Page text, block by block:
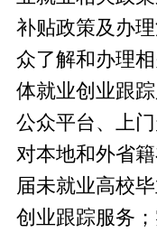
补贴政策及办
众了解和办理
体就业创业跟
公众平台、上
对本地和外省
届未就业高校
创业跟踪服务